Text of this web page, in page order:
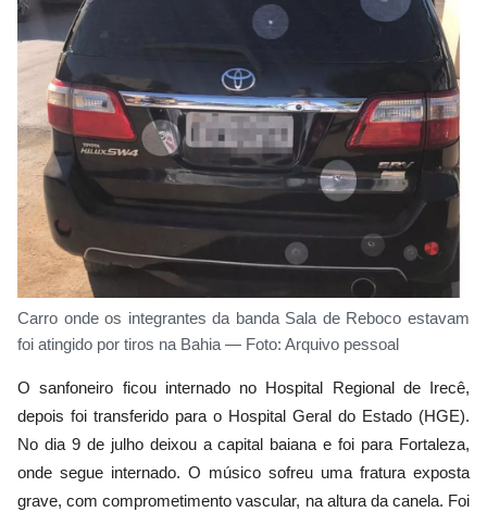
Carro onde os integrantes da banda Sala de Reboco estavam
foi atingido por tiros na Bahia — Foto: Arquivo pessoal
O sanfoneiro ficou internado no Hospital Regional de Irecê,
depois foi transferido para o Hospital Geral do Estado (HGE).
No dia 9 de julho deixou a capital baiana e foi para Fortaleza,
onde segue internado. O músico sofreu uma fratura exposta
grave, com comprometimento vascular, na altura da canela. Foi